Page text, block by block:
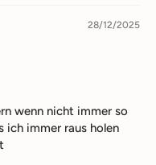
28/12/2025
wenn nicht immer so
ich immer raus holen